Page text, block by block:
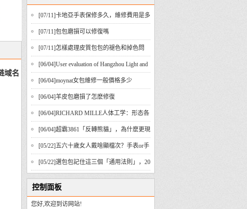
域名
[07/11]​卡地亞手表保修多久，維修費用是多
少？
[07/11]​包包磨損可以修復嗎
[07/11]​怎樣處理皮質包包的褪色和掉色問
題？
[06/04]User evaluation of Hangzhou Light and
Shadow Wedding Photography
[06/04]​moynat女包維修一般價格多少
[06/04]羊皮包磨損了怎麽修復
[06/04]RICHARD MILLE人体工学：形态各
异，贴合始终
[06/04]超霸3861「反轉熊貓」，為什麽更現
代、更豪華？
[05/22]五六十歲女人戴啥顯檔次？手表or手
鐲，這些技巧要知道！
[05/22]選包包記住這三個「通用法則」，20
到50歲都實用
控制面板
您好,欢迎到访网站!